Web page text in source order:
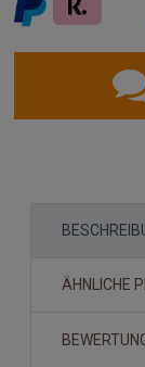
ÄHNLICHE